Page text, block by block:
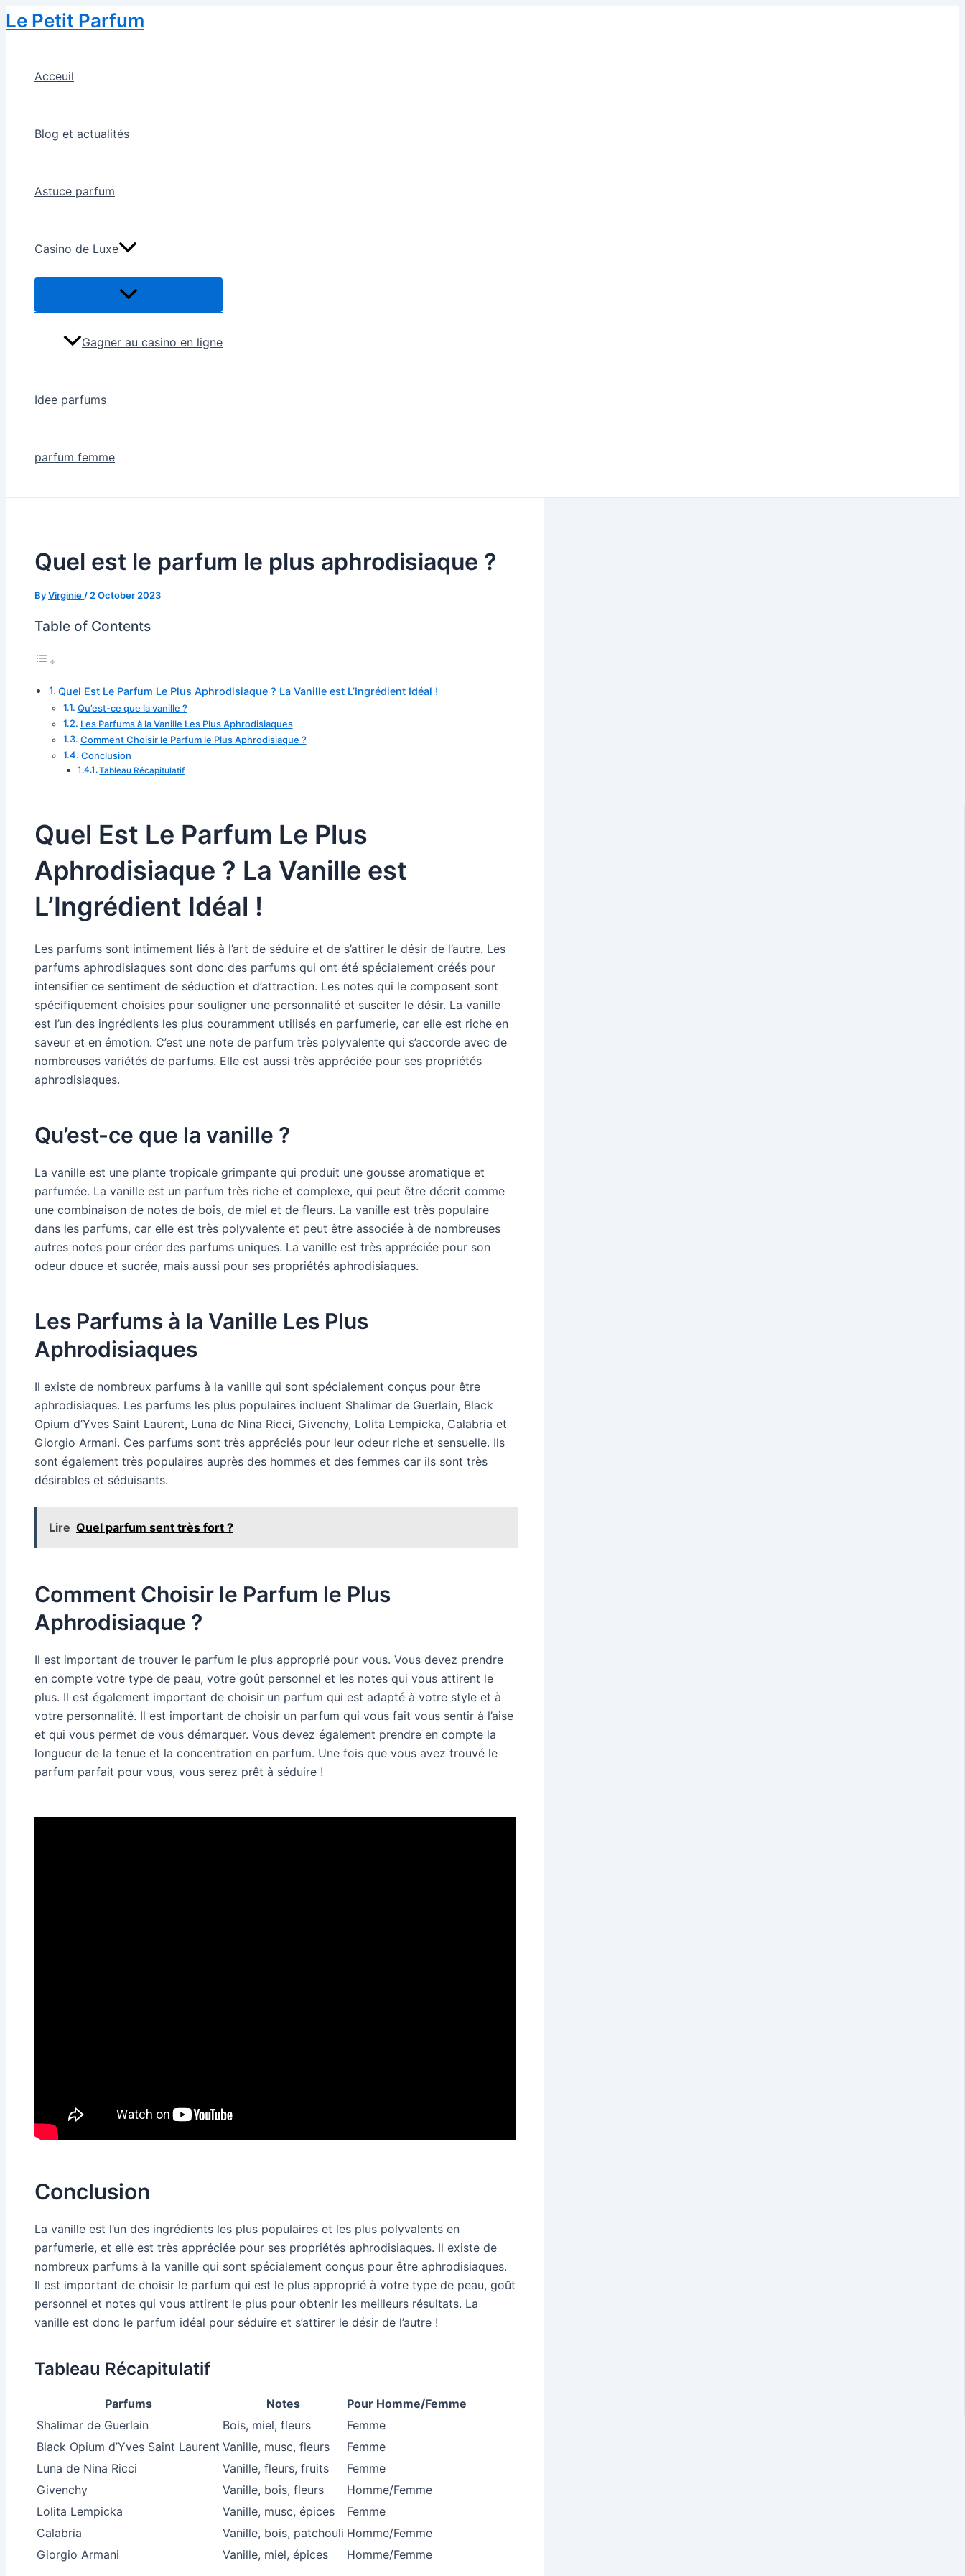
Skip
to
Le Petit Parfum
Acceuil
Blog et actualités
Astuce parfum
Casino de Luxe
Menu
Gagner au casino en ligne
Idee parfums
parfum femme
Quel est le parfum le plus aphrodisiaque ?
ByVirginie / 2 October 2023
Table of Contents
Quel Est Le Parfum Le Plus Aphrodisiaque ? La Vanille est L’Ingrédient Idéal !
Qu’est-ce que la vanille ?
Les Parfums à la Vanille Les Plus Aphrodisiaques
Comment Choisir le Parfum le Plus Aphrodisiaque ?
Conclusion
Tableau Récapitulatif
Quel Est Le Parfum Le Plus
Aphrodisiaque ? La Vanille est
L’Ingrédient Idéal !
Les parfums sont intimement liés à l’art de séduire et de s’attirer le désir de l’autre. Les
parfums aphrodisiaques sont donc des parfums qui ont été spécialement créés pour
intensifier ce sentiment de séduction et d’attraction. Les notes qui le composent sont
spécifiquement choisies pour souligner une personnalité et susciter le désir. La vanille
est l’un des ingrédients les plus couramment utilisés en parfumerie, car elle est riche en
saveur et en émotion. C’est une note de parfum très polyvalente qui s’accorde avec de
nombreuses variétés de parfums. Elle est aussi très appréciée pour ses propriétés
aphrodisiaques.
Qu’est-ce que la vanille ?
La vanille est une plante tropicale grimpante qui produit une gousse aromatique et
parfumée. La vanille est un parfum très riche et complexe, qui peut être décrit comme
une combinaison de notes de bois, de miel et de fleurs. La vanille est très populaire
dans les parfums, car elle est très polyvalente et peut être associée à de nombreuses
autres notes pour créer des parfums uniques. La vanille est très appréciée pour son
odeur douce et sucrée, mais aussi pour ses propriétés aphrodisiaques.
Les Parfums à la Vanille Les Plus
Aphrodisiaques
Il existe de nombreux parfums à la vanille qui sont spécialement conçus pour être
aphrodisiaques. Les parfums les plus populaires incluent Shalimar de Guerlain, Black
Opium d’Yves Saint Laurent, Luna de Nina Ricci, Givenchy, Lolita Lempicka, Calabria et
Giorgio Armani. Ces parfums sont très appréciés pour leur odeur riche et sensuelle. Ils
sont également très populaires auprès des hommes et des femmes car ils sont très
désirables et séduisants.
Lire Quel parfum sent très fort ?
Comment Choisir le Parfum le Plus
Aphrodisiaque ?
Il est important de trouver le parfum le plus approprié pour vous. Vous devez prendre
en compte votre type de peau, votre goût personnel et les notes qui vous attirent le
plus. Il est également important de choisir un parfum qui est adapté à votre style et à
votre personnalité. Il est important de choisir un parfum qui vous fait vous sentir à l’aise
et qui vous permet de vous démarquer. Vous devez également prendre en compte la
longueur de la tenue et la concentration en parfum. Une fois que vous avez trouvé le
parfum parfait pour vous, vous serez prêt à séduire !
Conclusion
La vanille est l’un des ingrédients les plus populaires et les plus polyvalents en
parfumerie, et elle est très appréciée pour ses propriétés aphrodisiaques. Il existe de
nombreux parfums à la vanille qui sont spécialement conçus pour être aphrodisiaques.
Il est important de choisir le parfum qui est le plus approprié à votre type de peau, goût
personnel et notes qui vous attirent le plus pour obtenir les meilleurs résultats. La
vanille est donc le parfum idéal pour séduire et s’attirer le désir de l’autre !
Tableau Récapitulatif
Parfums Notes
Pour Homme/Femme
Shalimar de Guerlain
Bois, miel, fleurs
Femme
Black Opium d’Yves Saint Laurent Vanille, musc, fleurs
Femme
Luna de Nina Ricci
Vanille, fleurs, fruits
Femme
Givenchy
Vanille, bois, fleurs
Homme/Femme
Lolita Lempicka
Vanille, musc, épices
Femme
Calabria
Vanille, bois, patchouli Homme/Femme
Giorgio Armani
Vanille, miel, épices Homme/Femme